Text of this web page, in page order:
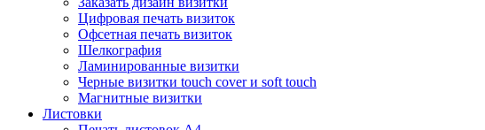
Цифровая печать визиток
Офсетная печать визиток
Шелкография
Ламинированные визитки
Черные визитки touch cover и soft touch
Магнитные визитки
Листовки